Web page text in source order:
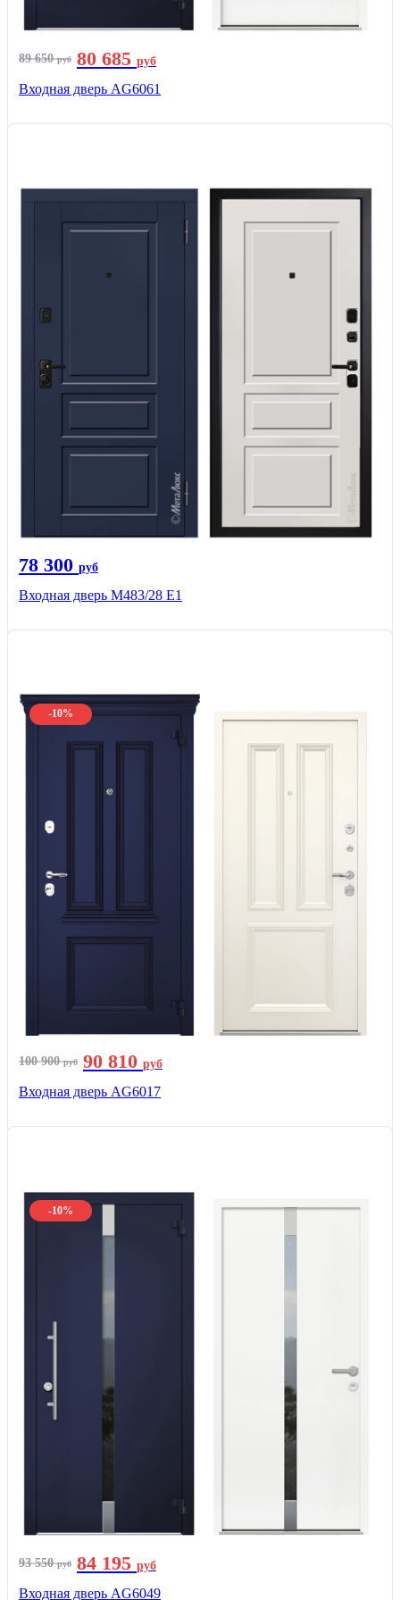
89 650руб 80 685 руб
Входная дверь AG6061
78 300 руб
Входная дверь М483/28 Е1
-10%
100 900руб 90 810 руб
Входная дверь AG6017
-10%
93 550руб 84 195 руб
Входная дверь AG6049